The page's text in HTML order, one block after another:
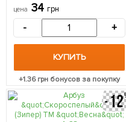
цена 34 грн
- +
КУПИТЬ
+1.36грн бонусов за покупку